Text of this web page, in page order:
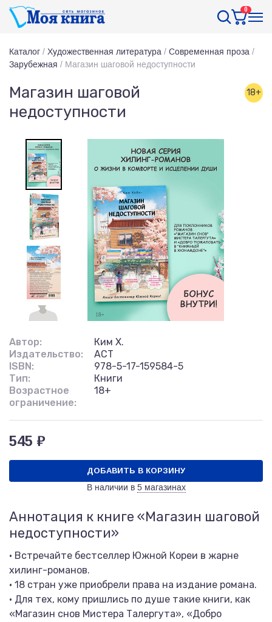
0
Каталог / Художественная литература / Современная проза /
Зарубежная / Магазин шаговой недоступности
Магазин шаговой
недоступности
18+
Автор:
Ким Х.
Издательство:
АСТ
ISBN:
978-5-17-159584-5
Тип:
Книги
Возрастное
ограничение:
18+
545 ₽
ДОБАВИТЬ В КОРЗИНУ
В наличии в 5 магазинах
Аннотация к книге «Магазин шаговой
недоступности»
• Встречайте бестселлер Южной Кореи в жарне
хилинг-романов.
• 18 стран уже приобрели права на издание романа.
• Для тех, кому пришлись по душе такие книги, как
«Магазин снов Мистера Талергута», «Добро